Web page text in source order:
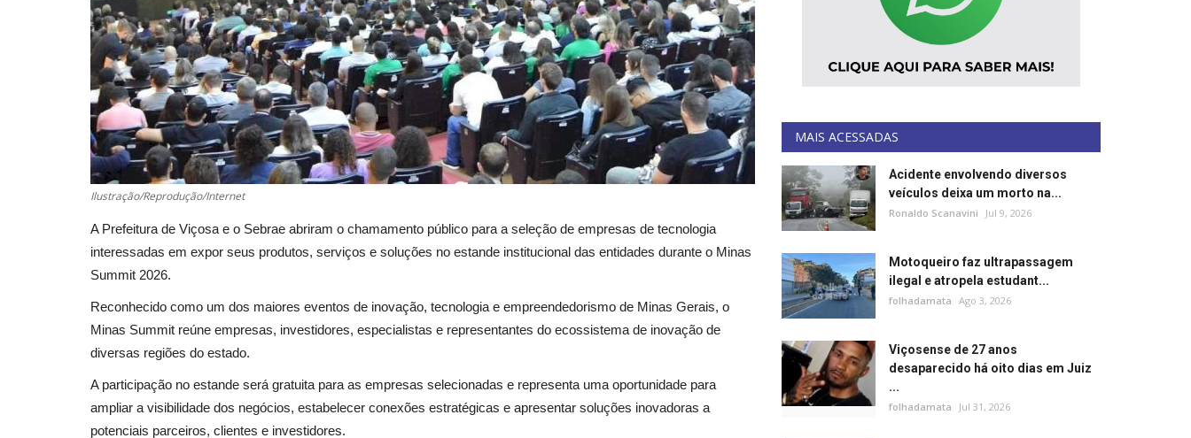
Ilustração/Reprodução/Internet
A Prefeitura de Viçosa e o Sebrae abriram o chamamento público para a seleção de empresas de tecnologia
interessadas em expor seus produtos, serviços e soluções no estande institucional das entidades durante o Minas
Summit 2026.
Reconhecido como um dos maiores eventos de inovação, tecnologia e empreendedorismo de Minas Gerais, o
Minas Summit reúne empresas, investidores, especialistas e representantes do ecossistema de inovação de
diversas regiões do estado.
A participação no estande será gratuita para as empresas selecionadas e representa uma oportunidade para
ampliar a visibilidade dos negócios, estabelecer conexões estratégicas e apresentar soluções inovadoras a
potenciais parceiros, clientes e investidores.
MAIS ACESSADAS
Acidente envolvendo diversos
veículos deixa um morto na...
Ronaldo Scanavini Jul 9, 2026
Motoqueiro faz ultrapassagem
ilegal e atropela estudant...
folhadamata Ago 3, 2026
Viçosense de 27 anos
desaparecido há oito dias em Juiz
...
folhadamata Jul 31, 2026